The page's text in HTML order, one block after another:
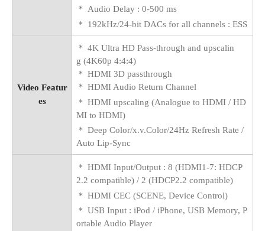
＊ Audio Delay : 0-500 ms
＊ 192kHz/24-bit DACs for all channels : ESS
Video Featur
es
＊ 4K Ultra HD Pass-through and upscalin
g (4K60p 4:4:4)
＊ HDMI 3D passthrough
＊ HDMI Audio Return Channel
＊ HDMI upscaling (Analogue to HDMI / HD
MI to HDMI)
＊ Deep Color/x.v.Color/24Hz Refresh Rate /
Auto Lip-Sync
＊ HDMI Input/Output : 8 (HDMI1-7: HDCP
2.2 compatible) / 2 (HDCP2.2 compatible)
＊ HDMI CEC (SCENE, Device Control)
＊ USB Input : iPod / iPhone, USB Memory, P
ortable Audio Player